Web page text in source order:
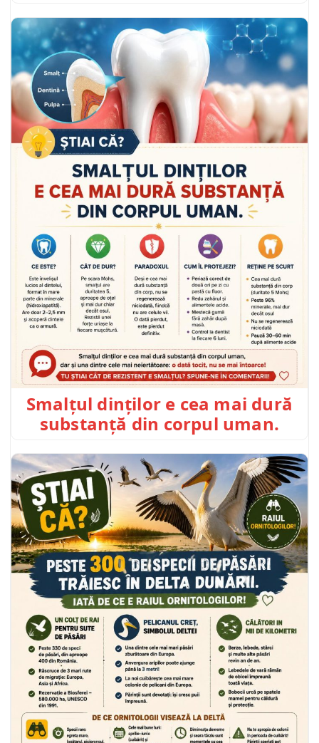
Smalțul dinților e cea mai dură
substanță din corpul uman.